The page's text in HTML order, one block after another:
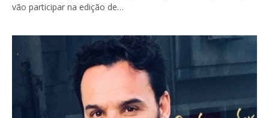
vão participar na edição de…